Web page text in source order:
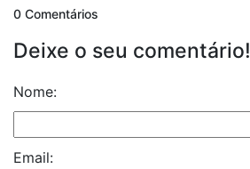
0 Comentários
Deixe o seu comentário!
Nome:
Email: